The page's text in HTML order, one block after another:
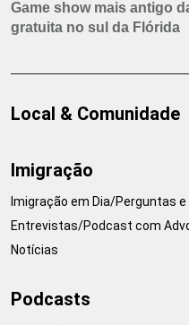
Game show mais antigo
gratuita no sul da Flórida
Local & Comunidade
Imigração
Imigração em Dia/Perguntas
Entrevistas/Podcast com
Notícias
Podcasts